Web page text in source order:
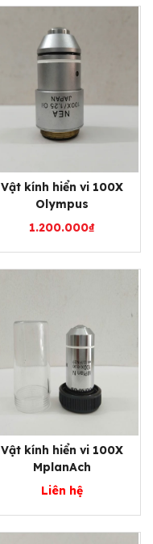
Vật kính hiển vi 100X
Olympus
1.200.000₫
Vật kính hiển vi 100X
MplanAch
Liên hệ